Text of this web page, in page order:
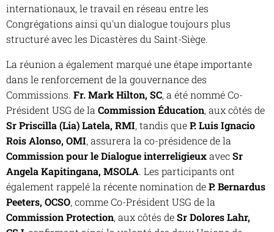
internationaux, le travail en réseau entre les
Congrégations ainsi qu'un dialogue toujours plus
structuré avec les Dicastères du Saint-Siège.
La réunion a également marqué une étape importante
dans le renforcement de la gouvernance des
Commissions. Fr. Mark Hilton, SC, a été nommé Co-
Président USG de la Commission Éducation, aux côtés de
Sr Priscilla (Lia) Latela, RMI, tandis queP. Luis Ignacio
Rois Alonso, OMI, assurera la co-présidence de la
Commission pour le Dialogue interreligieuxavecSr
Angela Kapitingana, MSOLA. Les participants ont
également rappelé la récente nomination deP. Bernardus
Peeters, OCSO, comme Co-Président USG de la
Commission Protection, aux côtés deSr Dolores Lahr,